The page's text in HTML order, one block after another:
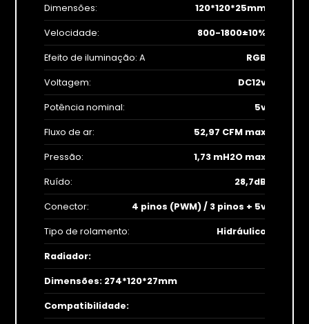
Dimensões: 120*120*25mm
Velocidade: 800-1800±10%
Efeito de iluminação: A RGB
Voltagem: DC12v
Potência nominal: 5v
Fluxo de ar: 52,97 CFM max
Pressão: 1,73 mH2O max
Ruído: 28,7dB
Conector: 4 pinos (PWM) / 3 pinos + 5v
Tipo de rolamento: Hidráulico
Radiador:
Dimensões: 274*120*27mm
Compatibilidade: